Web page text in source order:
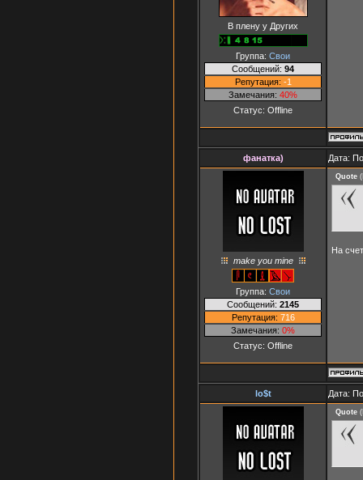
В плену у Других
Группа: Свои
Сообщений: 94
Репутация: -1
Замечания: 40%
Статус: Offline
фанатка) Дата:
make you mine
Группа: Свои
Сообщений: 2145
Репутация: 716
Замечания: 0%
Статус: Offline
Quote (
На
lo$t Дата:
Quote (